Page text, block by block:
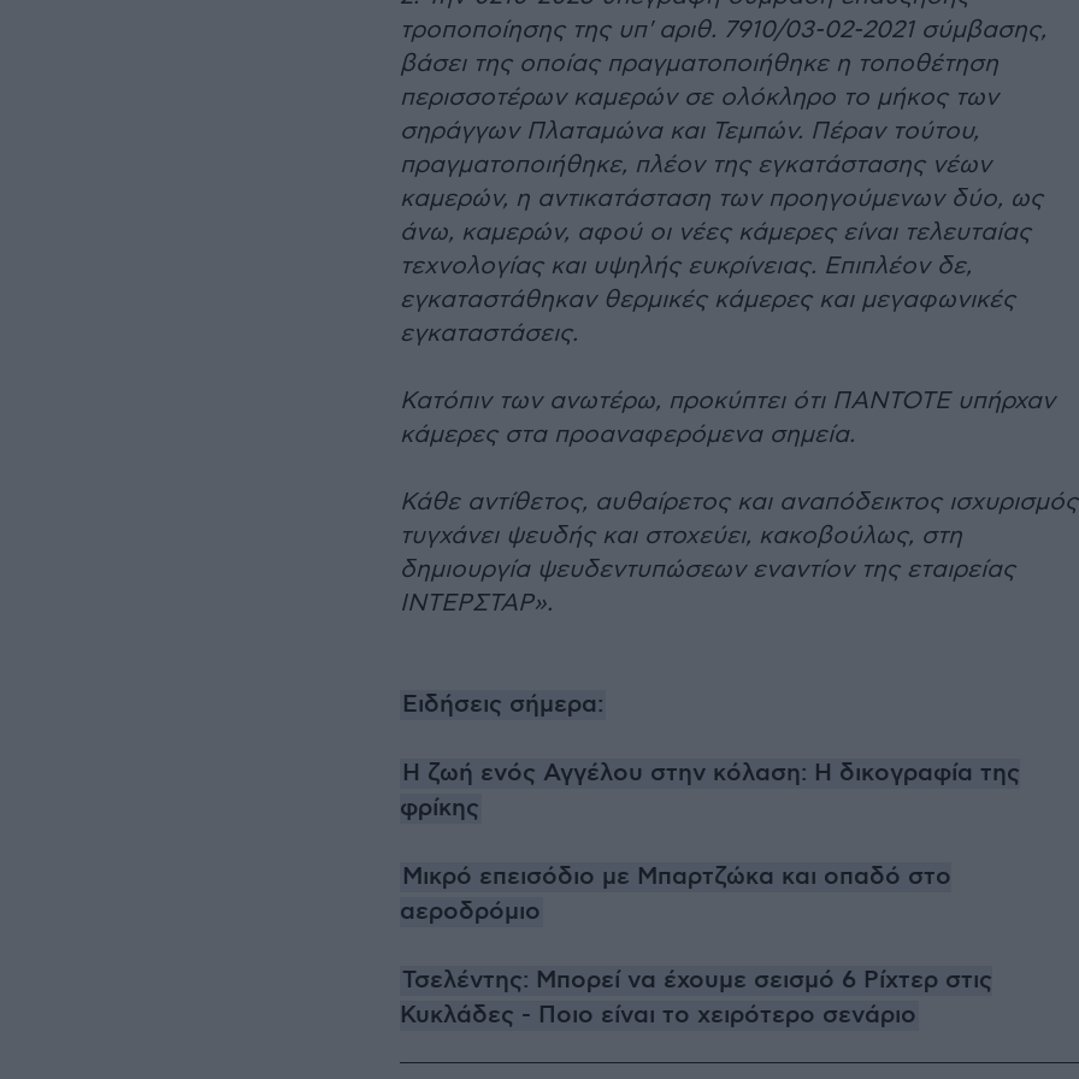
τροποποίησης της υπ' αριθ. 7910/03-02-2021 σύμβασης,
βάσει της οποίας πραγματοποιήθηκε η τοποθέτηση
περισσοτέρων καμερών σε ολόκληρο το μήκος των
σηράγγων Πλαταμώνα και Τεμπών. Πέραν τούτου,
πραγματοποιήθηκε, πλέον της εγκατάστασης νέων
καμερών, η αντικατάσταση των προηγούμενων δύο, ως
άνω, καμερών, αφού οι νέες κάμερες είναι τελευταίας
τεχνολογίας και υψηλής ευκρίνειας. Επιπλέον δε,
εγκαταστάθηκαν θερμικές κάμερες και μεγαφωνικές
εγκαταστάσεις.
Κατόπιν των ανωτέρω, προκύπτει ότι ΠΑΝΤΟΤΕ υπήρχαν
κάμερες στα προαναφερόμενα σημεία.
Κάθε αντίθετος, αυθαίρετος και αναπόδεικτος ισχυρισμός
τυγχάνει ψευδής και στοχεύει, κακοβούλως, στη
δημιουργία ψευδεντυπώσεων εναντίον της εταιρείας
ΙΝΤΕΡΣΤΑΡ».
Ειδήσεις σήμερα:
Η ζωή ενός Αγγέλου στην κόλαση: Η δικογραφία της
φρίκης
Μικρό επεισόδιο με Μπαρτζώκα και οπαδό στο
αεροδρόμιο
Τσελέντης: Μπορεί να έχουμε σεισμό 6 Ρίχτερ στις
Κυκλάδες - Ποιο είναι το χειρότερο σενάριο